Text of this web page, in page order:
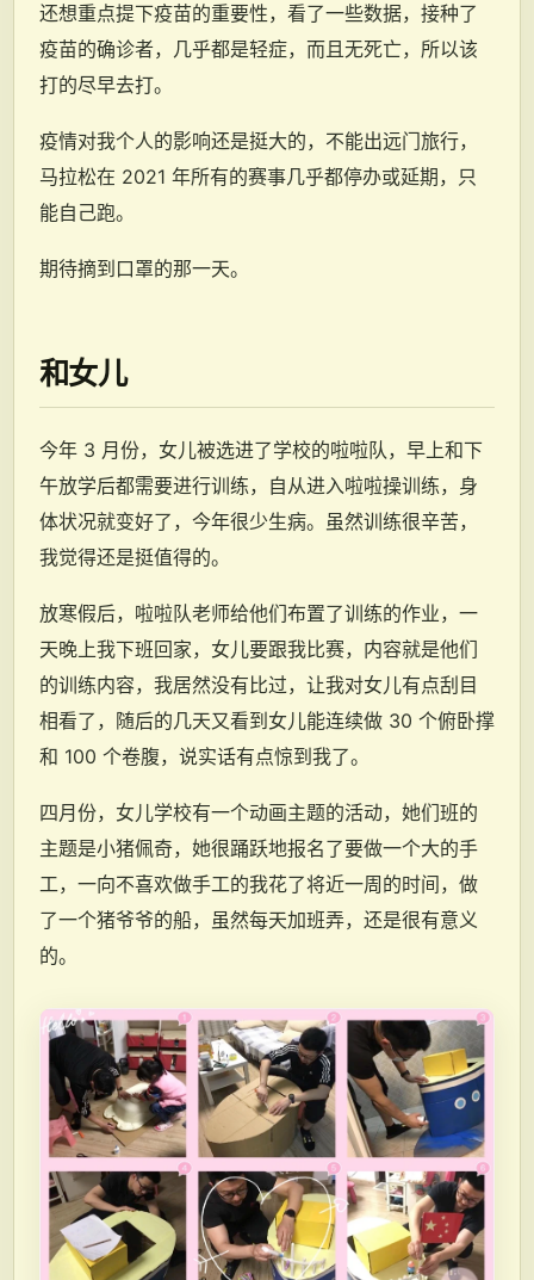
还想重点提下疫苗的重要性，看了一些数据，接种了
疫苗的确诊者，几乎都是轻症，而且无死亡，所以该
打的尽早去打。
疫情对我个人的影响还是挺大的，不能出远门旅行，
马拉松在 2021 年所有的赛事几乎都停办或延期，只
能自己跑。
期待摘到口罩的那一天。
和女儿
今年 3 月份，女儿被选进了学校的啦啦队，早上和下
午放学后都需要进行训练，自从进入啦啦操训练，身
体状况就变好了，今年很少生病。虽然训练很辛苦，
我觉得还是挺值得的。
放寒假后，啦啦队老师给他们布置了训练的作业，一
天晚上我下班回家，女儿要跟我比赛，内容就是他们
的训练内容，我居然没有比过，让我对女儿有点刮目
相看了，随后的几天又看到女儿能连续做 30 个俯卧撑
和 100 个卷腹，说实话有点惊到我了。
四月份，女儿学校有一个动画主题的活动，她们班的
主题是小猪佩奇，她很踊跃地报名了要做一个大的手
工，一向不喜欢做手工的我花了将近一周的时间，做
了一个猪爷爷的船，虽然每天加班弄，还是很有意义
的。